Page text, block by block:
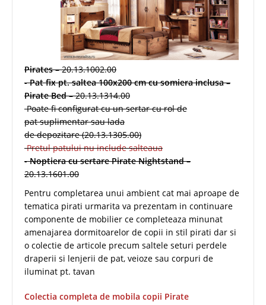
Pirates– 20.13.1002.00
-Pat fix pt. saltea 100x200 cm cu somiera inclusa –
Pirate Bed– 20.13.1314.00
Poate fi configurat cu un sertar cu rol de
pat suplimentar sau lada
de depozitare (20.13.1305.00)
Pretul patului nu include salteaua
-Noptiera cu sertare Pirate Nightstand–
20.13.1601.00
Pentru completarea unui ambient cat mai aproape de
tematica pirati urmarita va prezentam in continuare
componente de mobilier ce completeaza minunat
amenajarea dormitoarelor de copii in stil pirati dar si
o colectie de articole precum saltele seturi perdele
draperii si lenjerii de pat, veioze sau corpuri de
iluminat pt. tavan
Colectia completa de mobila copii Pirate